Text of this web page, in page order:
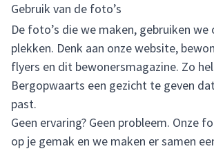
Gebruik van de foto’s
De foto’s die we maken, gebruiken we
plekken. Denk aan onze website,
flyers en dit bewonersmagazine. Zo
Bergopwaarts een gezicht te geven
past.
Geen ervaring? Geen probleem. Onze
op je gemak en we maken er samen